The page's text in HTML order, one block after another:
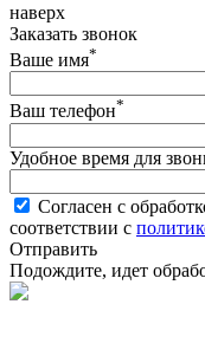
наверх
Заказать звонок
Ваше имя*
Ваш телефон*
Удобное время для
Согласен с
соответствии с
Отправить
Подождите, идет